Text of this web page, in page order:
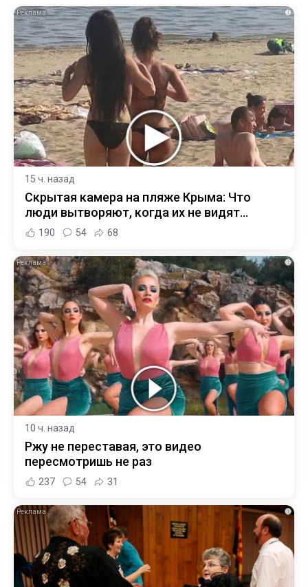
i
15 ч. назад
Скрытая камера на пляже Крыма: Что
люди вытворяют, когда их не видят...
190 54 68
i
10 ч. назад
Ржу не переставая, это видео
пересмотришь не раз
237 54 31
i